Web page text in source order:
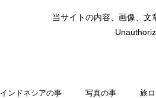
当サイトの内容、画像、
インドネシアの事 写真の事 旅